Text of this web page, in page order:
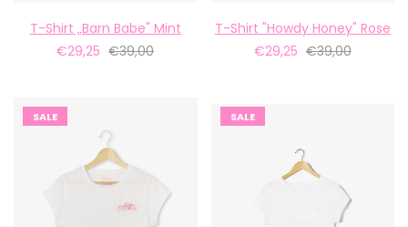
T-Shirt „Barn Babe" Mint
€29,25 €39,00
T-Shirt "Howdy Honey" Rose
€29,25 €39,00
SALE SALE